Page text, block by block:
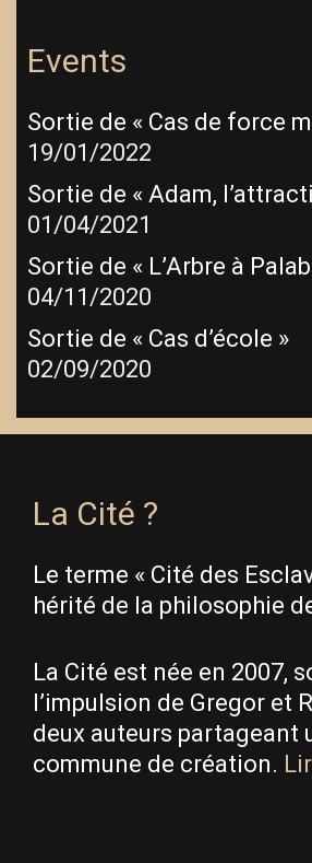
Events
Sortie de « Cas de force
19/01/2022
Sortie de « Adam,
01/04/2021
Sortie de « L’Arbre à
04/11/2020
Sortie de « Cas d’école »
02/09/2020
La Cité ?
Le terme « Cité des
hérité de la philosophie
La Cité est née en 2007,
l’impulsion de Gregor et
deux auteurs partageant
commune de création.